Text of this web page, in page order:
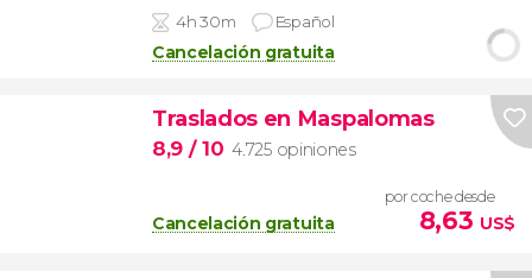
4h 30m Español
Cancelación gratuita
Traslados en Maspalomas
8,9 / 10 4.725 opiniones
Cancelación gratuita
por coche desde
8,63 US$